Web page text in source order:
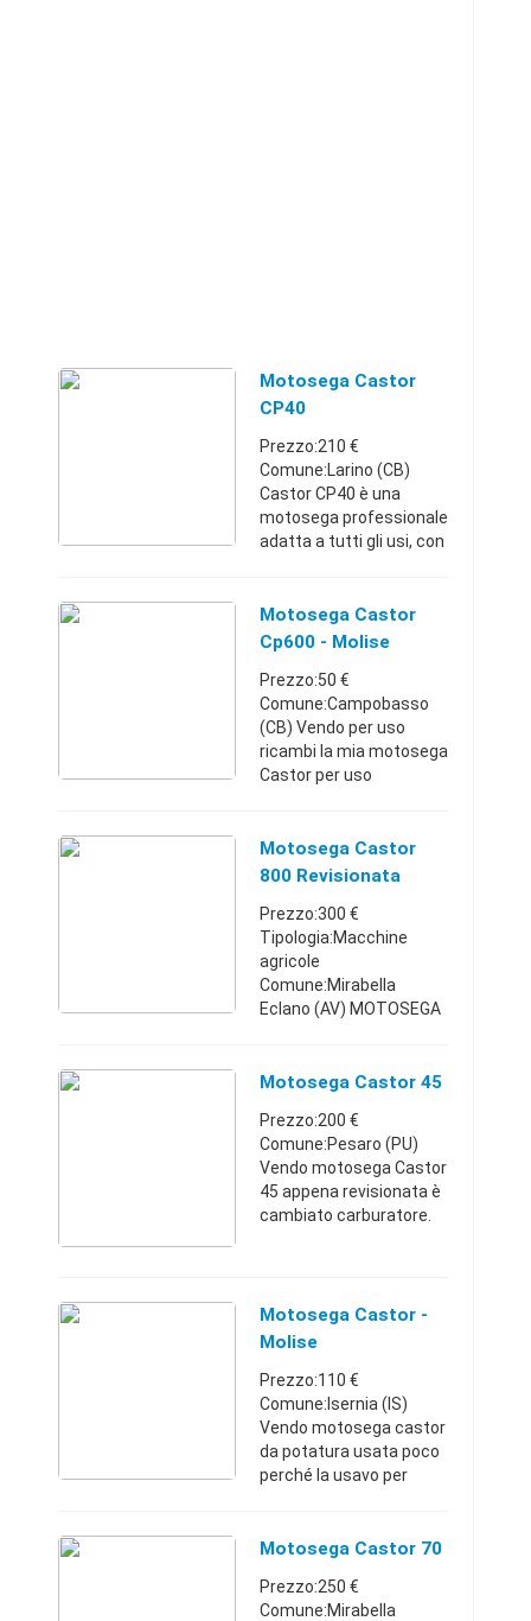
Motosega Castor
CP40
Prezzo:210 €
Comune:Larino (CB)
Castor CP40 è una
motosega professionale
adatta a tutti gli usi, con
valvola di
decompressione. Una
...
Motosega Castor
Cp600 - Molise
Prezzo:50 €
Comune:Campobasso
(CB) Vendo per uso
ricambi la mia motosega
Castor per uso
4 anni.modello
professionale. No
contatto telef ...
Motosega Castor
800 Revisionata
Prezzo:300 €
Tipologia:Macchine
agricole
Comune:Mirabella
Eclano (AV) MOTOSEGA
REVISIONATA QUALSIASI
INFORMAZIONE
0825449147 OPPURE
33552 ...
Motosega Castor 45
Prezzo:200 €
Comune:Pesaro (PU)
Vendo motosega Castor
45 appena revisionata è
cambiato carburatore.
grossi. Parte dprimo
colpo Marche346700700
Motosega Castor -
Molise
Prezzo:110 €
Comune:Isernia (IS)
Vendo motosega castor
da potatura usata poco
perché la usavo per
una sega elettrica e
cate ...
Motosega Castor 70
Prezzo:250 €
Comune:Mirabella